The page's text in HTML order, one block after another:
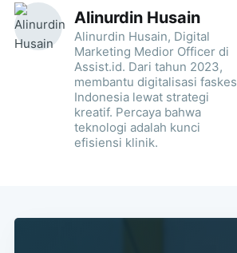
Alinurdin Husain
Alinurdin Husain, Digital
Marketing Medior Officer di
Assist.id. Dari tahun 2023,
membantu digitalisasi faskes
Indonesia lewat strategi
kreatif. Percaya bahwa
teknologi adalah kunci
efisiensi klinik.